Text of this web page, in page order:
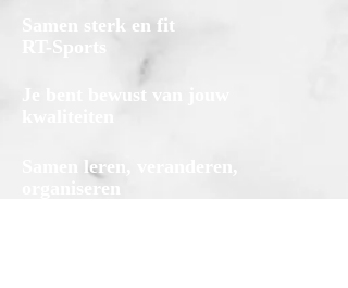
Samen sterk en fit
Je bent bewust van jouw
Samen leren, veranderen,
organiseren